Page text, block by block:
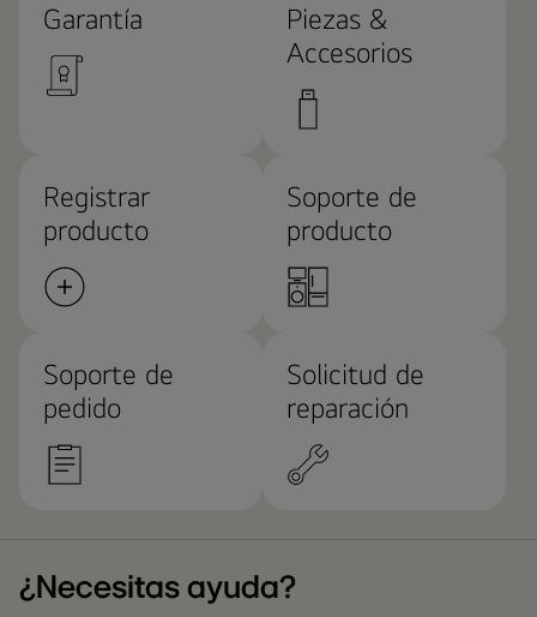
Garantía
Piezas &
Accesorios
Registrar
producto
Soporte de
producto
Soporte de
pedido
Solicitud de
reparación
¿Necesitas ayuda?